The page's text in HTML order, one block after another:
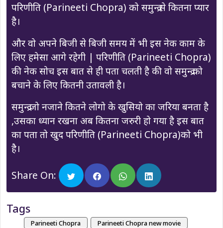
परिणीति (Parineeti Chopra) को समुन्द्र से कितना प्यार
है।
और वो अपने बिजी से बिजी समय में भी इस नेक काम के
लिए हमेसा आगे रहेगी | परिणीति (Parineeti Chopra)
की नेक सोच इस बात से ही पता चलती है की वो समुन्द्र को
बचाने के लिए कितनी उतावली है।
समुन्द्र जो नजाने कितने लोगो के खुसियो का जरिया बनता है
,उसका ध्यान रखना अब कितना जरुरी हो गया है इस बात
का पता तो खुद परिणीति (Parineeti Chopra)को भी
है।
Share On:
Tags
Parineeti Chopra
Parineeti Chopra new movie